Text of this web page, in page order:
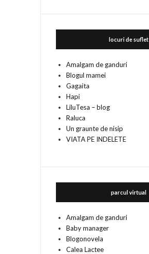
locuri de suflet
Amalgam de ganduri
Blogul mamei
Gagaita
Hapi
LiluTesa – blog
Raluca
Un graunte de nisip
VIATA PE INDELETE
parcul virtual
Amalgam de ganduri
Baby manager
Blogonovela
Calea Lactee